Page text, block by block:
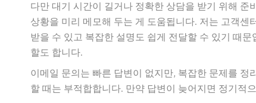
다만 대기 시간이 길거나 정확한 상담을 받기 위해 준
상황을 미리 메모해 두는 게 도움됩니다. 저는 고객
받을 수 있고 복잡한 설명도 쉽게 전달할 수 있기 때
할도 합니다.
이메일 문의는 빠른 답변이 없지만, 복잡한 문제를
할 때는 부적합합니다. 만약 답변이 늦어지면 정기적